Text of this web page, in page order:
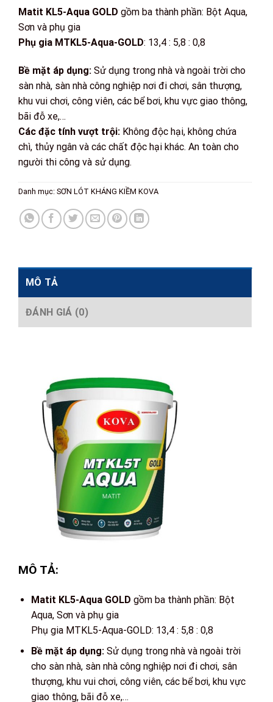
Matit KL5-Aqua GOLD gồm ba thành phần: Bột Aqua,
Sơn và phụ gia
Phụ gia MTKL5-Aqua-GOLD: 13,4 : 5,8 : 0,8
Bề mặt áp dụng: Sử dụng trong nhà và ngoài trời cho
sàn nhà, sàn nhà công nghiệp nơi đi chơi, sân thượng,
khu vui chơi, công viên, các bể bơi, khu vực giao thông,
bãi đỗ xe,…
Các đặc tính vượt trội: Không độc hại, không chứa
chì, thủy ngân và các chất độc hại khác. An toàn cho
người thi công và sử dụng.
Danh mục: SƠN LÓT KHÁNG KIỀM KOVA
MÔ TẢ
ĐÁNH GIÁ (0)
MÔ TẢ:
Matit KL5-Aqua GOLD gồm ba thành phần: Bột
Aqua, Sơn và phụ gia
Phụ gia MTKL5-Aqua-GOLD: 13,4 : 5,8 : 0,8
Bề mặt áp dụng:Sử dụng trong nhà và ngoài trời
cho sàn nhà, sàn nhà công nghiệp nơi đi chơi, sân
thượng, khu vui chơi, công viên, các bể bơi, khu vực
giao thông, bãi đỗ xe,…